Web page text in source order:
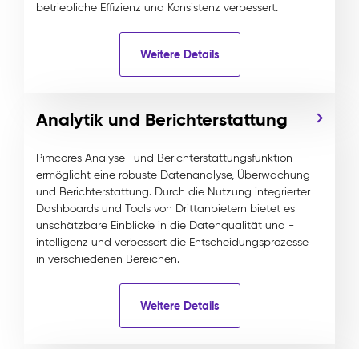
betriebliche Effizienz und Konsistenz verbessert.
Weitere Details
Analytik und Berichterstattung
Pimcores Analyse- und Berichterstattungsfunktion
ermöglicht eine robuste Datenanalyse, Überwachung
und Berichterstattung. Durch die Nutzung integrierter
Dashboards und Tools von Drittanbietern bietet es
unschätzbare Einblicke in die Datenqualität und -
intelligenz und verbessert die Entscheidungsprozesse
in verschiedenen Bereichen.
Weitere Details